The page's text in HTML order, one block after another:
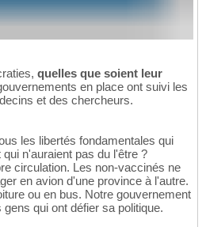
quelles que soient leur
en place ont suivi les
et des chercheurs.
les libertés fondamentales qui
n'auraient pas du l'être ?
circulation. Les non-vaccinés ne
en avion d'une province à l'autre.
ou en bus. Notre gouvernement
qui ont défier sa politique.